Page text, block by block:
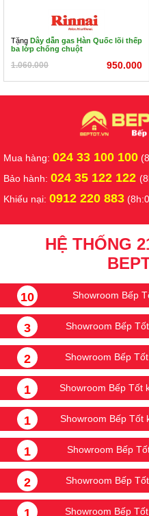
Tặng Dây dẫn gas Hàn Quốc lõi thếp
ba lớp chống chuột
1.060.000 950.000
Mua hàng: 024 33 100 100
Bảo hành: 024 35 122 122
Khiếu nại: 0912 220 883
HỆ THỐNG
10 Showroom Bếp
3 Showroom Bếp
2 Showroom Bếp
1 Showroom Bếp Tốt
1 Showroom Bếp Tốt
1 Showroom Bếp
2 Showroom Bếp
Showroom Bếp